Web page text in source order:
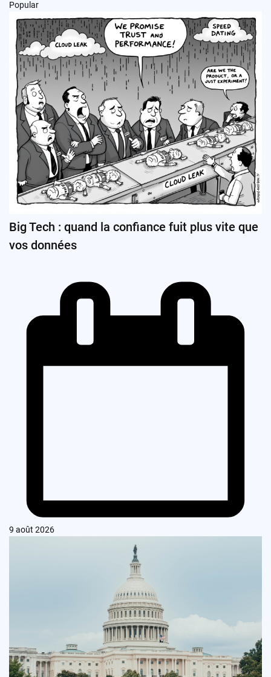
Popular
Big Tech : quand la confiance fuit plus vite que
vos données
9 août 2026